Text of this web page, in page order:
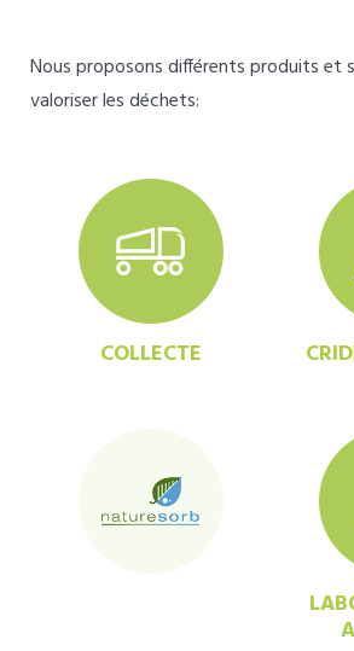
Nous proposons différents produits et
valoriser les déchets:
COLLECTE